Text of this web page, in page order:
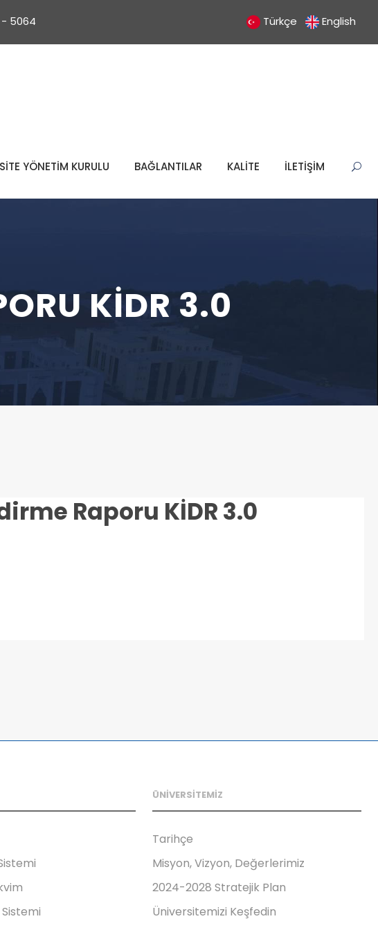
- 5064 Türkçe English
YÖNETİM KURULU BAĞLANTILAR KALİTE İLETİŞİM
KİDR 3.0
Raporu KİDR 3.0
ÜNİVERSİTEMİZ
Tarihçe
Misyon, Vizyon, Değerlerimiz
2024-2028 Stratejik Plan
Üniversitemizi Keşfedin